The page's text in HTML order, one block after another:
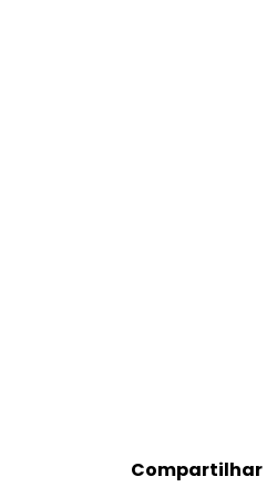
Compartilhar